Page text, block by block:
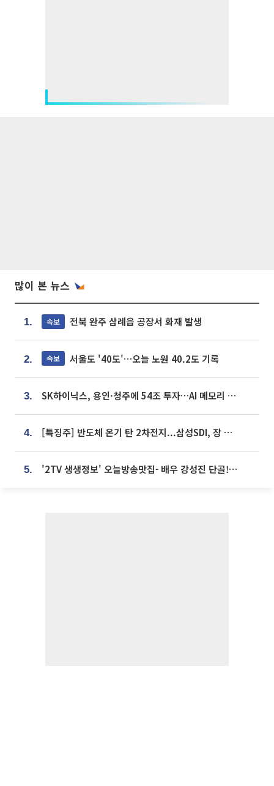
많이 본 뉴스
1. 속보 전북 완주 삼례읍 공장서 화재 발생
2. 속보 서울도 '40도'…오늘 노원 40.2도 기록
3. SK하이닉스, 용인·청주에 54조 투자…AI 메모리 생산기지 키운다
4. [특징주] 반도체 온기 탄 2차전지...삼성SDI, 장 초반 7% 넘게 껑충
5. '2TV 생생정보' 오늘방송맛집- 배우 강성진 단골! 쌀국수ㆍ푸팟퐁 커리 맛집 '블○○○'